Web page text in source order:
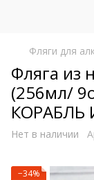
Фляги для
Фляга из
(256мл/
КОРАБЛЬ
Нет в наличии
−34%